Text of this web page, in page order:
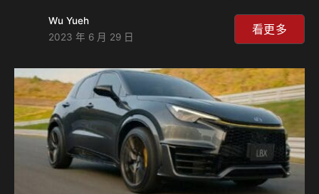
Touring也做出來了，這輛測試車將會經常出現在賽道上進行
測試，當然也包含了知名的綠色地獄紐柏林賽道。 M5
畢竟在E34與E60世代都有M5 Touring的車型現身，而M3
Touring則是第一輛量產化的M3旅行車，而回歸到M5
Touring身上，官方已經正式宣告這輛車將會在2024年開始銷
售，…
Wu Yueh
2023 年 6 月 29 日
看更多